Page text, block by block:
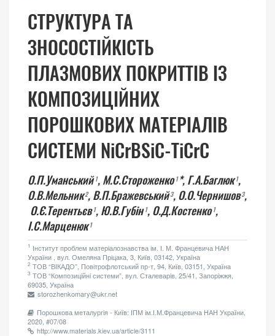
СТРУКТУРА ТА
ЗНОСОСТІЙКІСТЬ
ПЛАЗМОВИХ ПОКРИТТІВ ІЗ
КОМПОЗИЦІЙНИХ
ПОРОШКОВИХ МАТЕРІАЛІВ
СИСТЕМИ NiCrBSiC-TiCrC
О.П.Уманський1, М.С.Стороженко1*, Г.А.Баглюк1,
О.В.Мельник2, В.П.Бражевський3, О.О.Чернишов3,
О.Є.Терентьєв1, Ю.В.Губін1, О.Д.Костенко1,
І.С.Марценюк1
1 Інститут проблем матеріалознавства ім. І. М. Францевича НАН
України , вул. Омеляна Пріцака, 3, Київ, 03142, Україна
2 ТОВ “ВІКАДО”, Повітрофлотський пр-т, 94, Київ, 03151, Україна
3 ТОВ “Композицiйнi системи”, вул. Сталеварiв, 25/41, Запорiжжя,
69035, Україна
storozhenkomary@ukr.net
Порошкова металургія - Київ: ІПМ ім.І.М.Францевича НАН України,
2020, #07/08
http://www.materials.kiev.ua/article/3111